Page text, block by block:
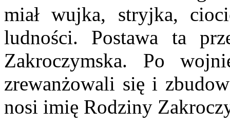
miał wujka, stryjka,
ludności. Postawa ta
Zakroczymska. Po
zrewanżowali się i
nosi imię Rodziny